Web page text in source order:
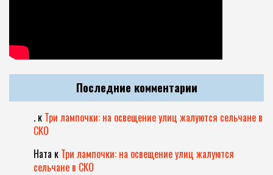
Последние комментарии
. к Три лампочки: на освещение улиц жалуются сельчане в
СКО
Ната к Три лампочки: на освещение улиц жалуются
сельчане в СКО